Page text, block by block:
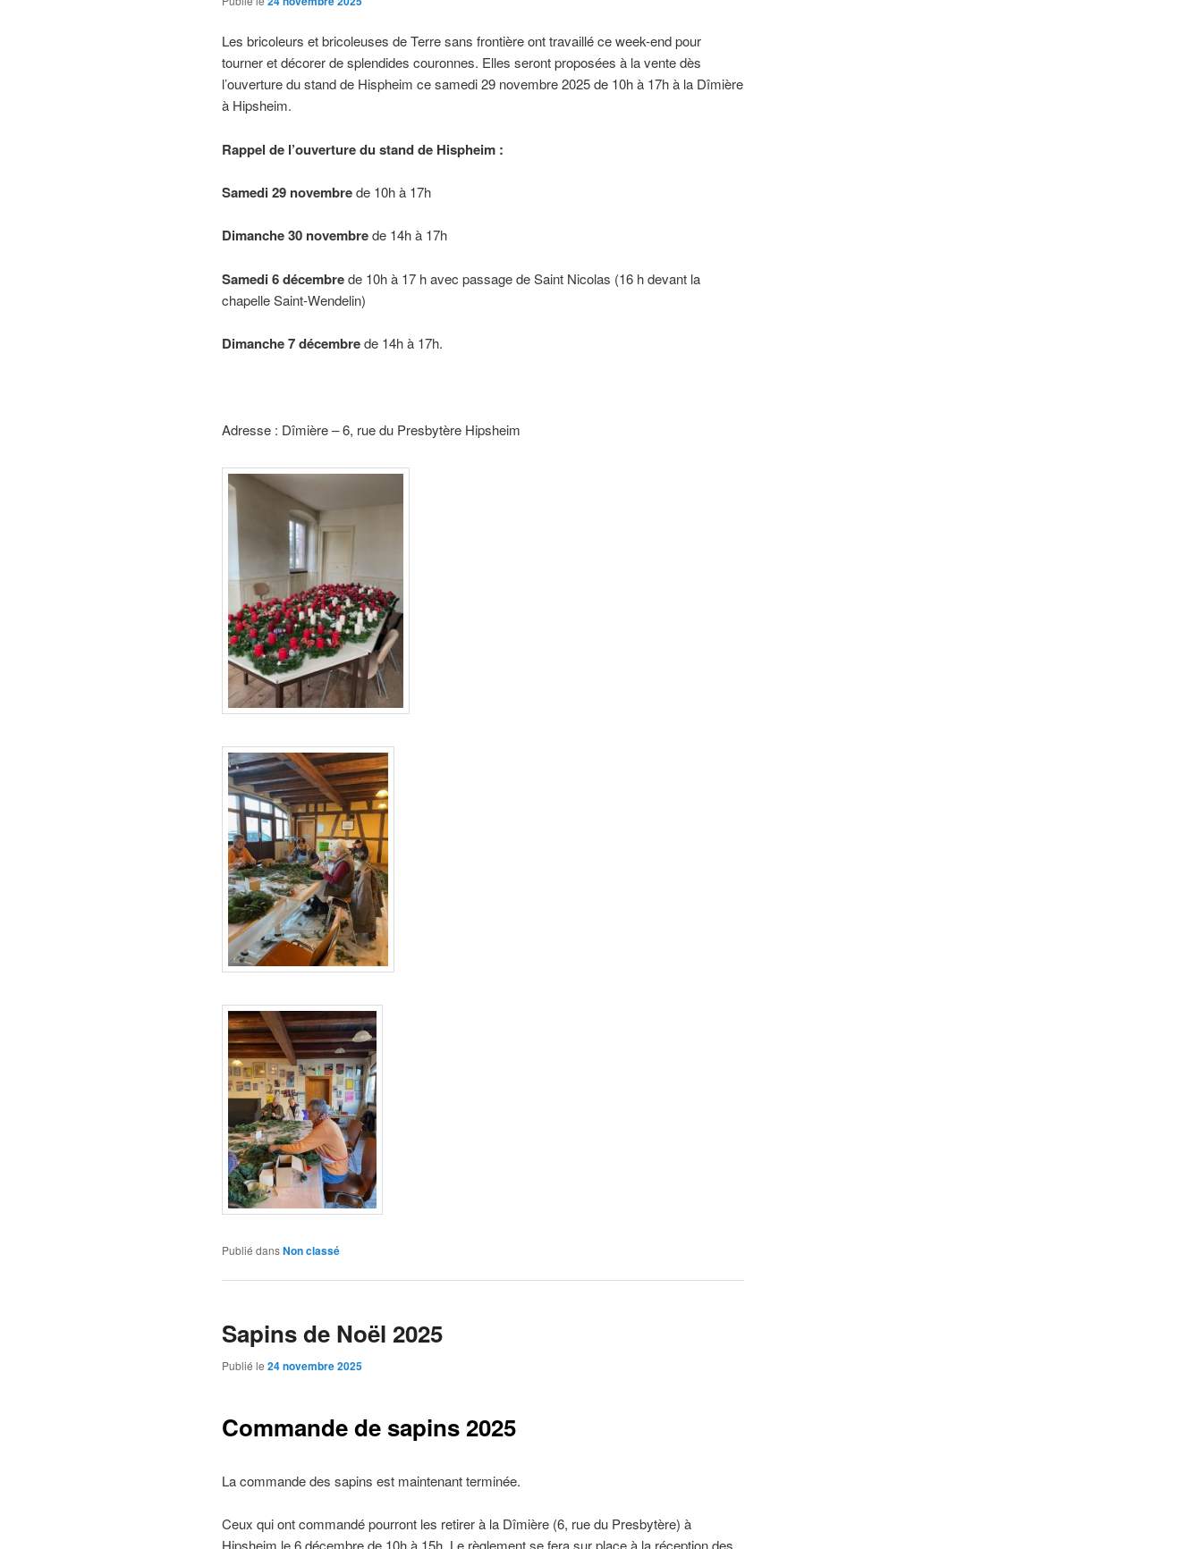
Les bricoleurs et bricoleuses de Terre sans frontière ont travaillé ce week-end pour
tourner et décorer de splendides couronnes. Elles seront proposées à la vente dès
l’ouverture du stand de Hispheim ce samedi 29 novembre 2025 de 10h à 17h à la Dîmière
à Hipsheim.
Rappel de l’ouverture du stand de Hispheim :
Samedi 29 novembrede 10h à 17h
Dimanche 30 novembrede 14h à 17h
Samedi 6 décembrede 10h à 17 h avec passage de Saint Nicolas (16 h devant la
chapelle Saint-Wendelin)
Dimanche 7 décembrede 14h à 17h.
Adresse : Dîmière – 6, rue du Presbytère Hipsheim
Publié dansNon classé
Sapins de Noël 2025
Publié le 24 novembre 2025
Commande de sapins 2025
La commande des sapins est maintenant terminée.
Ceux qui ont commandé pourront les retirer à la Dîmière (6, rue du Presbytère) à
Hipsheim le 6 décembre de 10h à 15h. Le règlement se fera sur place à la réception des